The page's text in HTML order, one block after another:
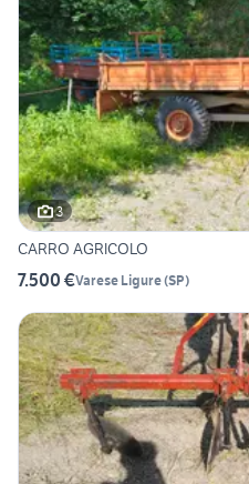
3
CARRO AGRICOLO
7.500 €Varese Ligure(SP)